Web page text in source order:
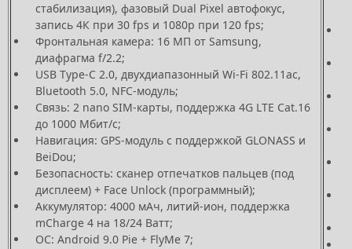
стабилизация), фазовый Dual Pixel автофокус,
запись 4К при 30 fps и 1080р при 120 fps;
Фронтальная камера: 16 МП от Samsung,
диафрагма f/2.2;
USB Type-C 2.0, двухдиапазонный Wi-Fi 802.11ac,
Bluetooth 5.0, NFC-модуль;
Связь: 2 nano SIM-карты, поддержка 4G LTE Cat.16
до 1000 Мбит/с;
Навигация: GPS-модуль с поддержкой GLONASS и
BeiDou;
Безопасность: сканер отпечатков пальцев (под
дисплеем) + Face Unlock (программный);
Аккумулятор: 4000 мАч, литий-ион, поддержка
mCharge 4 на 18/24 Ватт;
ОС: Android 9.0 Pie + FlyMe 7;